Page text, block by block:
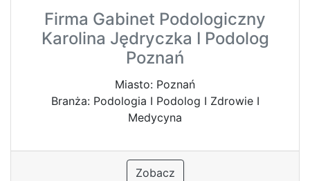
Firma Gabinet Podologiczny
Karolina Jędryczka I Podolog
Poznań
Miasto: Poznań
Branża: Podologia I Podolog I Zdrowie I
Medycyna
Zobacz